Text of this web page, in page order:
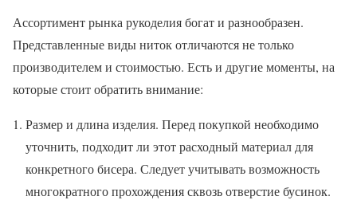
Ассортимент рынка рукоделия богат и разнообразен.
Представленные виды ниток отличаются не только
производителем и стоимостью. Есть и другие моменты, на
которые стоит обратить внимание:
Размер и длина изделия. Перед покупкой необходимо
уточнить, подходит ли этот расходный материал для
конкретного бисера. Следует учитывать возможность
многократного прохождения сквозь отверстие бусинок.